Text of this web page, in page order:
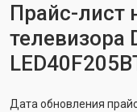
Прайс-лист
телевизора
Дата обновления